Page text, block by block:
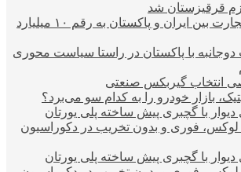
قرقیزستان شد
افزایش حجم تجارت بین ایران و پاکستان به رقم ۱۰ میلیارد
دوجانبه با پاکستان در راستا سیاست محوری
انتخاب گیربکس صنعتی
بازار خودرو را به کدام سو می‌برد؟
دیوار با گچبری پیش ساخته پلی یورتان
لوکس، فوری و بدون تخریب در دکوراسیون
دیوار با گچبری پیش ساخته پلی یورتان